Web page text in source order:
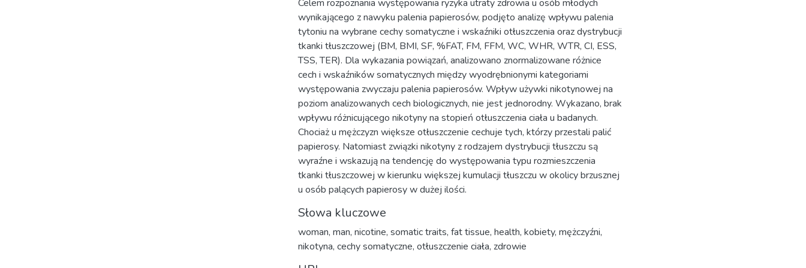
Celem rozpoznania występowania ryzyka utraty zdrowia u osób młodych
wynikającego z nawyku palenia papierosów, podjęto analizę wpływu palenia
tytoniu na wybrane cechy somatyczne i wskaźniki otłuszczenia oraz dystrybucji
tkanki tłuszczowej (BM, BMI, SF, %FAT, FM, FFM, WC, WHR, WTR, CI, ESS,
TSS, TER). Dla wykazania powiązań, analizowano znormalizowane różnice
cech i wskaźników somatycznych między wyodrębnionymi kategoriami
występowania zwyczaju palenia papierosów. Wpływ używki nikotynowej na
poziom analizowanych cech biologicznych, nie jest jednorodny. Wykazano, brak
wpływu różnicującego nikotyny na stopień otłuszczenia ciała u badanych.
Chociaż u mężczyzn większe otłuszczenie cechuje tych, którzy przestali palić
papierosy. Natomiast związki nikotyny z rodzajem dystrybucji tłuszczu są
wyraźne i wskazują na tendencję do występowania typu rozmieszczenia
tkanki tłuszczowej w kierunku większej kumulacji tłuszczu w okolicy brzusznej
u osób palących papierosy w dużej ilości.
Słowa kluczowe
woman, man, nicotine, somatic traits, fat tissue, health, kobiety, mężczyźni,
nikotyna, cechy somatyczne, otłuszczenie ciała, zdrowie